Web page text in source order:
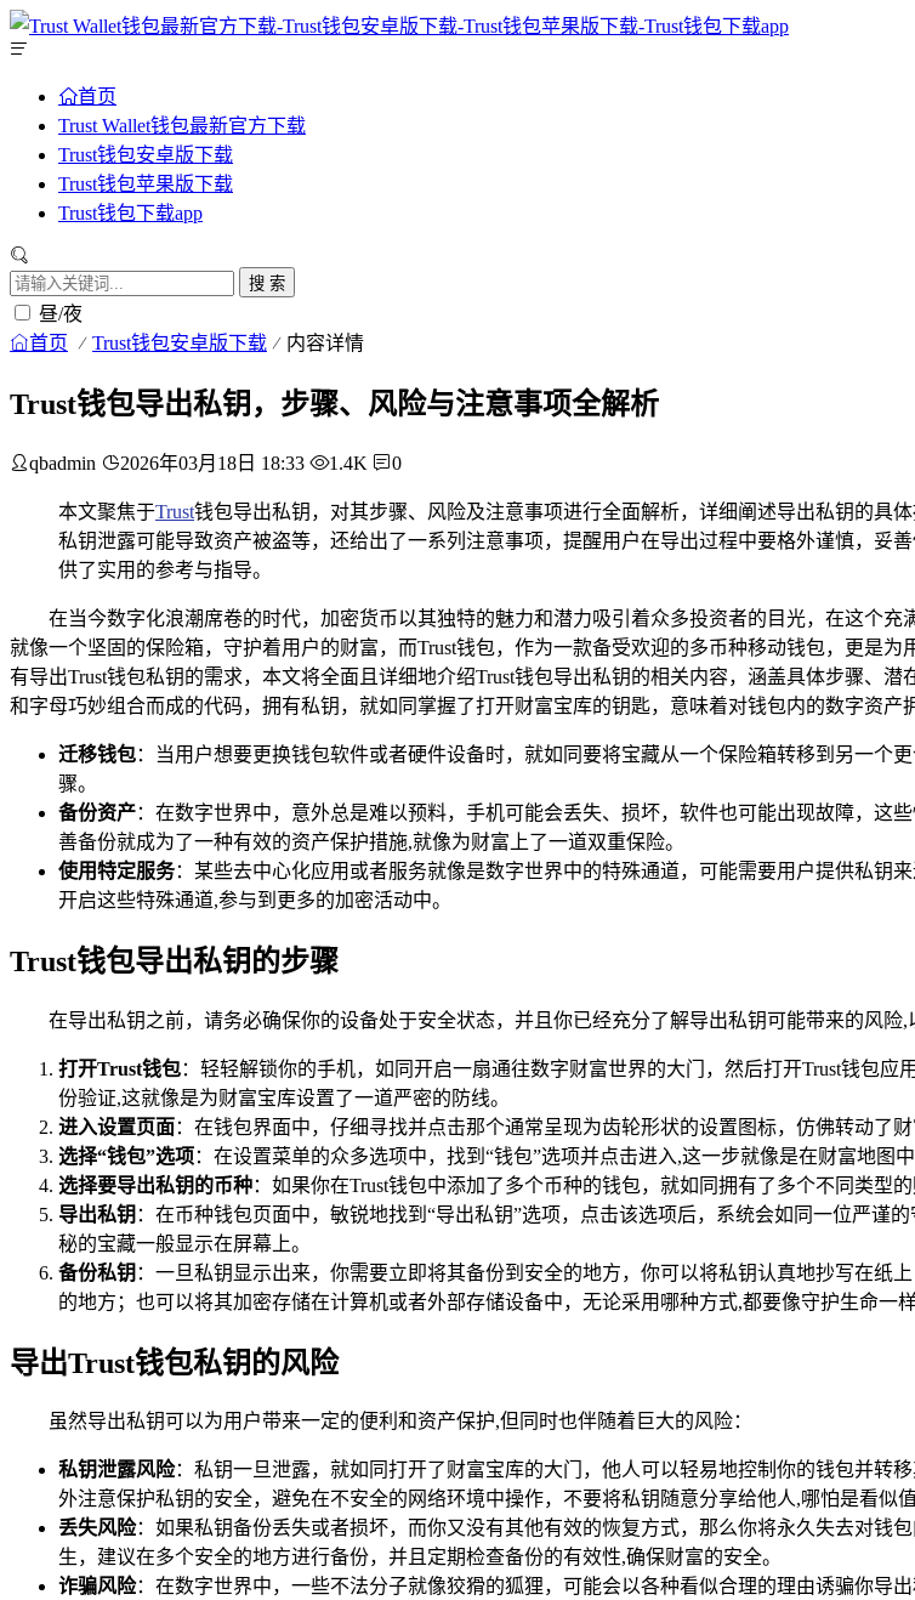
首页
Trust Wallet钱包最新官方下载
Trust钱包安卓版下载
Trust钱包苹果版下载
Trust钱包下载app
搜 索
昼/夜
首页 Trust钱包安卓版下载 内容详情
Trust钱包导出私钥，步骤、风险与注意事项全解析
qbadmin 2026年03月18日 18:33 1.4K 0
本文聚焦于Trust钱包导出私钥，对其步骤、风险及注意事项进行全面解析，详细阐述导出私钥的具
私钥泄露可能导致资产被盗等，还给出了一系列注意事项，提醒用户在导出过程中要格外谨慎，妥
供了实用的参考与指导。
在当今数字化浪潮席卷的时代，加密货币以其独特的魅力和潜力吸引着众多投资者的目光，在这个
就像一个坚固的保险箱，守护着用户的财富，而Trust钱包，作为一款备受欢迎的多币种移动钱包，更是
有导出Trust钱包私钥的需求，本文将全面且详细地介绍Trust钱包导出私钥的相关内容，涵盖具体步骤、
和字母巧妙组合而成的代码，拥有私钥，就如同掌握了打开财富宝库的钥匙，意味着对钱包内的数字资产
迁移钱包：当用户想要更换钱包软件或者硬件设备时，就如同要将宝藏从一个保险箱转移到另一
骤。
备份资产：在数字世界中，意外总是难以预料，手机可能会丢失、损坏，软件也可能出现故障，
善备份就成为了一种有效的资产保护措施,就像为财富上了一道双重保险。
使用特定服务：某些去中心化应用或者服务就像是数字世界中的特殊通道，可能需要用户提供私钥
开启这些特殊通道,参与到更多的加密活动中。
Trust钱包导出私钥的步骤
在导出私钥之前，请务必确保你的设备处于安全状态，并且你已经充分了解导出私钥可能带来的风险,
打开Trust钱包：轻轻解锁你的手机，如同开启一扇通往数字财富世界的大门，然后打开Trust钱包
份验证,这就像是为财富宝库设置了一道严密的防线。
进入设置页面：在钱包界面中，仔细寻找并点击那个通常呈现为齿轮形状的设置图标，仿佛转动了财
选择“钱包”选项 ：在设置菜单的众多选项中，找到“钱包”选项并点击进入,这一步就像是在财富地图
选择要导出私钥的币种：如果你在Trust钱包中添加了多个币种的钱包，就如同拥有了多个不同类型
导出私钥 ：在币种钱包页面中，敏锐地找到“导出私钥”选项，点击该选项后，系统会如同一位严谨
秘的宝藏一般显示在屏幕上。
备份私钥 ：一旦私钥显示出来，你需要立即将其备份到安全的地方，你可以将私钥认真地抄写在
的地方；也可以将其加密存储在计算机或者外部存储设备中，无论采用哪种方式,都要像守护生命一
导出Trust钱包私钥的风险
虽然导出私钥可以为用户带来一定的便利和资产保护,但同时也伴随着巨大的风险：
私钥泄露风险：私钥一旦泄露，就如同打开了财富宝库的大门，他人可以轻易地控制你的钱包并转
外注意保护私钥的安全，避免在不安全的网络环境中操作，不要将私钥随意分享给他人,哪怕是看似值
丢失风险：如果私钥备份丢失或者损坏，而你又没有其他有效的恢复方式，那么你将永久失去对钱
生，建议在多个安全的地方进行备份，并且定期检查备份的有效性,确保财富的安全。
诈骗风险：在数字世界中，一些不法分子就像狡猾的狐狸，可能会以各种看似合理的理由诱骗你导